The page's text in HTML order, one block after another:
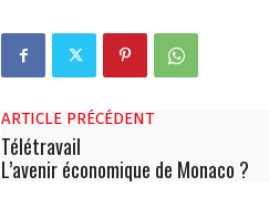
ARTICLE PRÉCÉDENT
Télétravail
L’avenir économique de Monaco ?